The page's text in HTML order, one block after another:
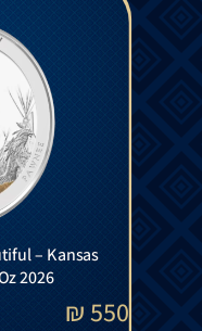
– Kansas
2026
550
₪